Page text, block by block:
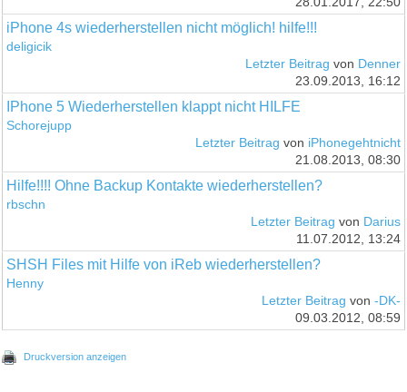
iPhone 4s wiederherstellen nicht möglich! hilfe!!!
deligicik
Letzter Beitrag von Denner
23.09.2013, 16:12
IPhone 5 Wiederherstellen klappt nicht HILFE
Schorejupp
Letzter Beitrag von iPhonegehtnicht
21.08.2013, 08:30
Hilfe!!!! Ohne Backup Kontakte wiederherstellen?
rbschn
Letzter Beitrag von Darius
11.07.2012, 13:24
SHSH Files mit Hilfe von iReb wiederherstellen?
Henny
Letzter Beitrag von -DK-
09.03.2012, 08:59
Druckversion anzeigen